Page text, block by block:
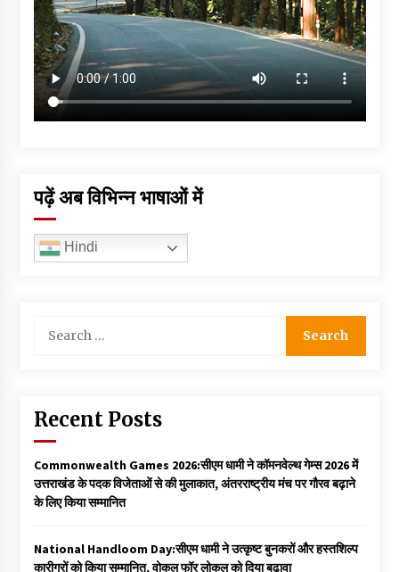
पढ़ें अब विभिन्न भाषाओं में
Hindi
for:
Recent Posts
Commonwealth Games 2026:सीएम धामी ने कॉमनवेल्थ गेम्स 2026 में
उत्तराखंड के पदक विजेताओं से की मुलाकात, अंतरराष्ट्रीय मंच पर गौरव बढ़ाने
के लिए किया सम्मानित
National Handloom Day:सीएम धामी ने उत्कृष्ट बुनकरों और हस्तशिल्प
कारीगरों को किया सम्मानित, वोकल फॉर लोकल को दिया बढ़ावा